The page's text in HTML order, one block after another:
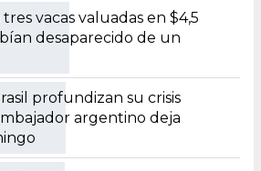
vacas valuadas en $4,5
desaparecido de un
profundizan su crisis
argentino deja